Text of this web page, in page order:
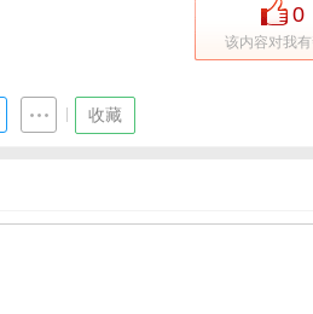
0
该内容对我
收藏